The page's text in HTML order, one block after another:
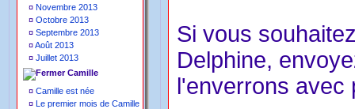
¤ Novembre 2013
¤ Octobre 2013
¤ Septembre 2013
¤Août 2013
¤ Juillet 2013
Camille
¤ Camille est née
¤ Le premier mois de Camille
Si vous
Delphine,
l'enverrons avec